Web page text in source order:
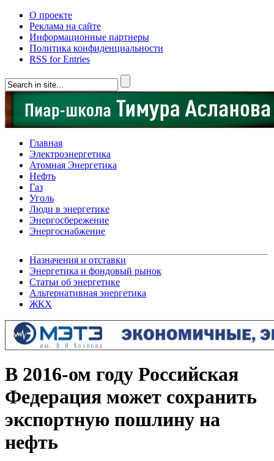
О проекте
Реклама на сайте
Информационные партнеры
Политика конфиденциальности
RSS for Entries
Главная
Электроэнергетика
Атомная Энергетика
Нефть
Газ
Уголь
Люди в энергетике
Энергосбережение
Энергоснабжение
Назначения и отставки
Энергетика и фондовый рынок
Статьи об энергетике
Альтернативная энергетика
ЖКХ
В 2016-ом году Российская
Федерация может сохранить
экспортную пошлину на
нефть